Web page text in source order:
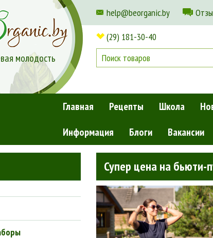
help@beorganic.by
молодость
(29) 181-30-40
Главная Рецепты Школа
Информация
Блоги Вакансии
Супер цена на бьюти-путешествие в Наносы
Супер цена на бьюти-